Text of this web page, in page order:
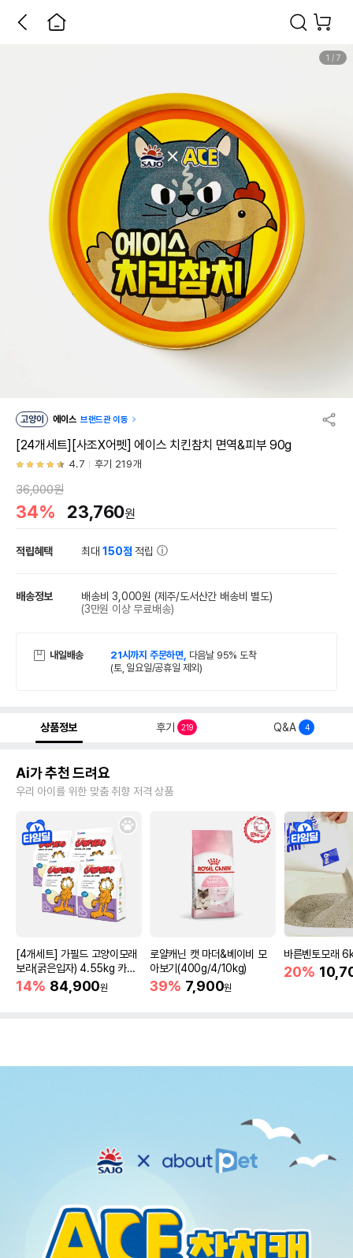
1 / 7
고양이 에이스 브랜드관 이동
[24개세트][사조X어펫] 에이스 치킨참치 면역&피부 90g
4.7 후기 219개
36,000원
34% 23,760원
적립혜택 최대150점 적립
배송정보 배송비 3,000원 (제주/도서산간 배송비 별도)
(3만원 이상 무료배송)
내일배송 21시까지 주문하면, 다음날 95% 도착
(토, 일요일/공휴일 제외)
상품정보 후기 219 Q&A 4
Ai가 추천 드려요
우리 아이를 위한 맞춤 취향 저격 상품
[4개세트] 가필드 고양이모래
보라(굵은입자) 4.55kg 카사
바모래
14% 84,900원
로얄캐닌 캣 마더&베이비 모
아보기(400g/4/10kg)
39% 7,900원
바른벤토모래
20%